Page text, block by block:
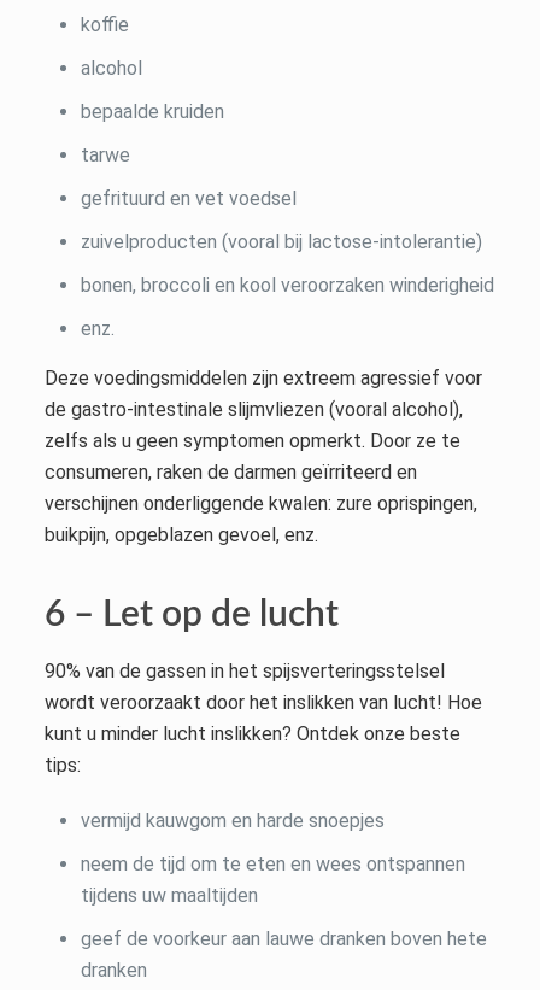
koffie
alcohol
bepaalde kruiden
tarwe
gefrituurd en vet voedsel
zuivelproducten (vooral bij lactose-intolerantie)
bonen, broccoli en kool veroorzaken winderigheid
enz.
Deze voedingsmiddelen zijn extreem agressief voor
de gastro-intestinale slijmvliezen (vooral alcohol),
zelfs als u geen symptomen opmerkt. Door ze te
consumeren, raken de darmen geïrriteerd en
verschijnen onderliggende kwalen: zure oprispingen,
buikpijn, opgeblazen gevoel, enz.
6 – Let op de lucht
90% van de gassen in het spijsverteringsstelsel
wordt veroorzaakt door het inslikken van lucht! Hoe
kunt u minder lucht inslikken? Ontdek onze beste
tips:
vermijd kauwgom en harde snoepjes
neem de tijd om te eten en wees ontspannen
tijdens uw maaltijden
geef de voorkeur aan lauwe dranken boven hete
dranken